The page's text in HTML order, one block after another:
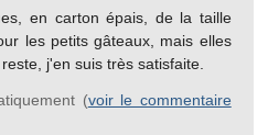
en carton épais, de la taille
les petits gâteaux, mais elles
j'en suis très satisfaite.
(voir le commentaire